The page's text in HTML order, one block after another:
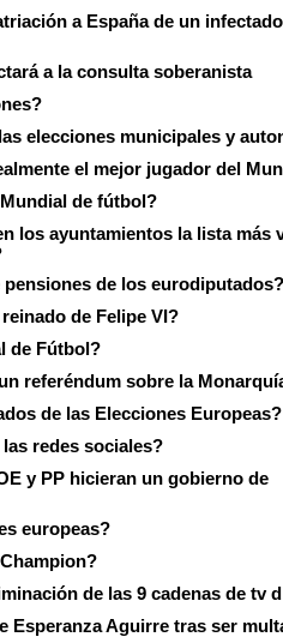
a España de un
a la consulta soberanista
elecciones municipales y
el mejor jugador del
de fútbol?
los ayuntamientos la lista más
de los eurodiputados?
de Felipe VI?
de Fútbol?
referéndum sobre la
de las Elecciones Europeas?
redes sociales?
y PP hicieran un gobierno de
europeas?
de las 9 cadenas de tv
Esperanza Aguirre tras ser